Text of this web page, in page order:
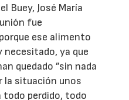
Buey, José María
fue
ese alimento
necesitado, ya que
quedado ”sin nada
la situación unos
todo perdido, todo